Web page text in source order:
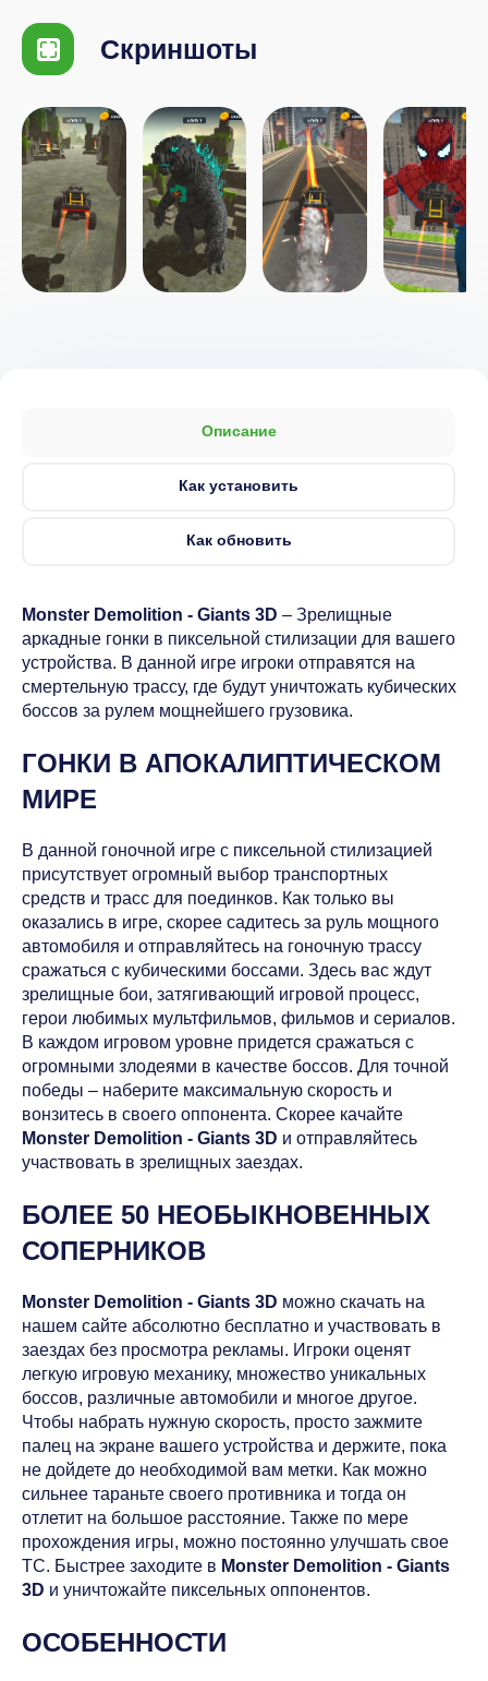
Скриншоты
Описание
Как установить
Как обновить
Monster Demolition - Giants 3D – Зрелищные
аркадные гонки в пиксельной стилизации для вашего
устройства. В данной игре игроки отправятся на
смертельную трассу, где будут уничтожать кубических
боссов за рулем мощнейшего грузовика.
ГОНКИ В АПОКАЛИПТИЧЕСКОМ
МИРЕ
В данной гоночной игре с пиксельной стилизацией
присутствует огромный выбор транспортных
средств и трасс для поединков. Как только вы
оказались в игре, скорее садитесь за руль мощного
автомобиля и отправляйтесь на гоночную трассу
сражаться с кубическими боссами. Здесь вас ждут
зрелищные бои, затягивающий игровой процесс,
герои любимых мультфильмов, фильмов и сериалов.
В каждом игровом уровне придется сражаться с
огромными злодеями в качестве боссов. Для точной
победы – наберите максимальную скорость и
вонзитесь в своего оппонента. Скорее качайте
Monster Demolition - Giants 3D и отправляйтесь
участвовать в зрелищных заездах.
БОЛЕЕ 50 НЕОБЫКНОВЕННЫХ
СОПЕРНИКОВ
Monster Demolition - Giants 3D можно скачать на
нашем сайте абсолютно бесплатно и участвовать в
заездах без просмотра рекламы. Игроки оценят
легкую игровую механику, множество уникальных
боссов, различные автомобили и многое другое.
Чтобы набрать нужную скорость, просто зажмите
палец на экране вашего устройства и держите, пока
не дойдете до необходимой вам метки. Как можно
сильнее тараньте своего противника и тогда он
отлетит на большое расстояние. Также по мере
прохождения игры, можно постоянно улучшать свое
ТС. Быстрее заходите в Monster Demolition - Giants
3D и уничтожайте пиксельных оппонентов.
ОСОБЕННОСТИ